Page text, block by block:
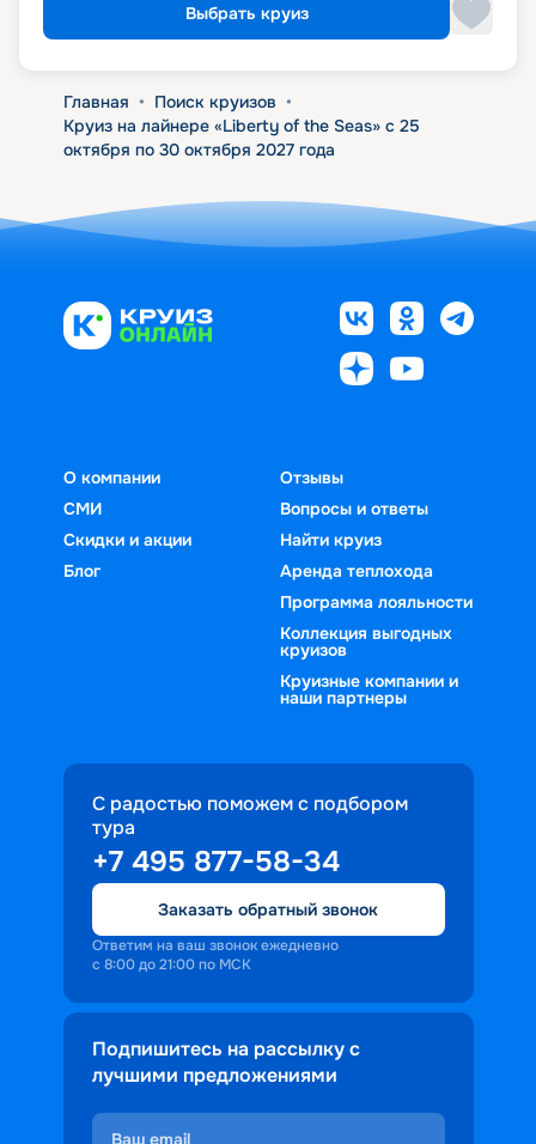
Выбрать круиз
Главная • Поиск круизов •
Круиз на лайнере «Liberty of the Seas» с 25
октября по 30 октября 2027 года
О компании
СМИ
Скидки и акции
Блог
Отзывы
Вопросы и ответы
Найти круиз
Аренда теплохода
Программа лояльности
Коллекция выгодных
круизов
Круизные компании и
наши партнеры
С радостью поможем с подбором
тура
+7 495 877-58-34
Заказать обратный звонок
Ответим на ваш звонок ежедневно
с 8:00 до 21:00 по МСК
Подпишитесь на рассылку с
лучшими предложениями